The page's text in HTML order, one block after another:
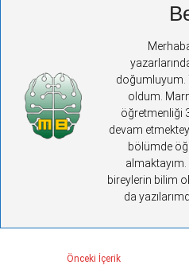
doğumluyum.
oldum.
öğretmenliği
devam
bölümde
bireylerin bilim
da
Önceki İçerik